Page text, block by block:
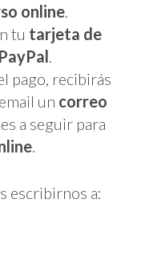
online.
tu tarjeta de
.
pago, recibirás
un correo
a seguir para
.
escribirnos a: